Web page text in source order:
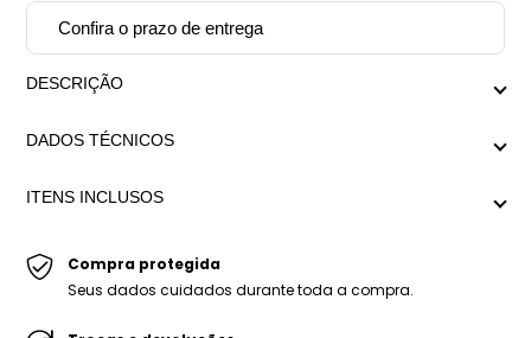
Confira o prazo de entrega
DESCRIÇÃO
DADOS TÉCNICOS
47cm x Maior regulagem 56cm
ITENS INCLUSOS
1x Embalagem personalizada Mariana Dias.
Compra protegida
Seus dados cuidados durante toda a compra.